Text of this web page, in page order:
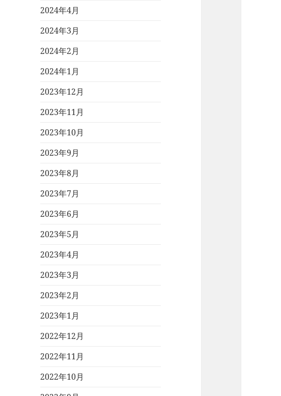
2024年4月
2024年3月
2024年2月
2024年1月
2023年12月
2023年11月
2023年10月
2023年9月
2023年8月
2023年7月
2023年6月
2023年5月
2023年4月
2023年3月
2023年2月
2023年1月
2022年12月
2022年11月
2022年10月